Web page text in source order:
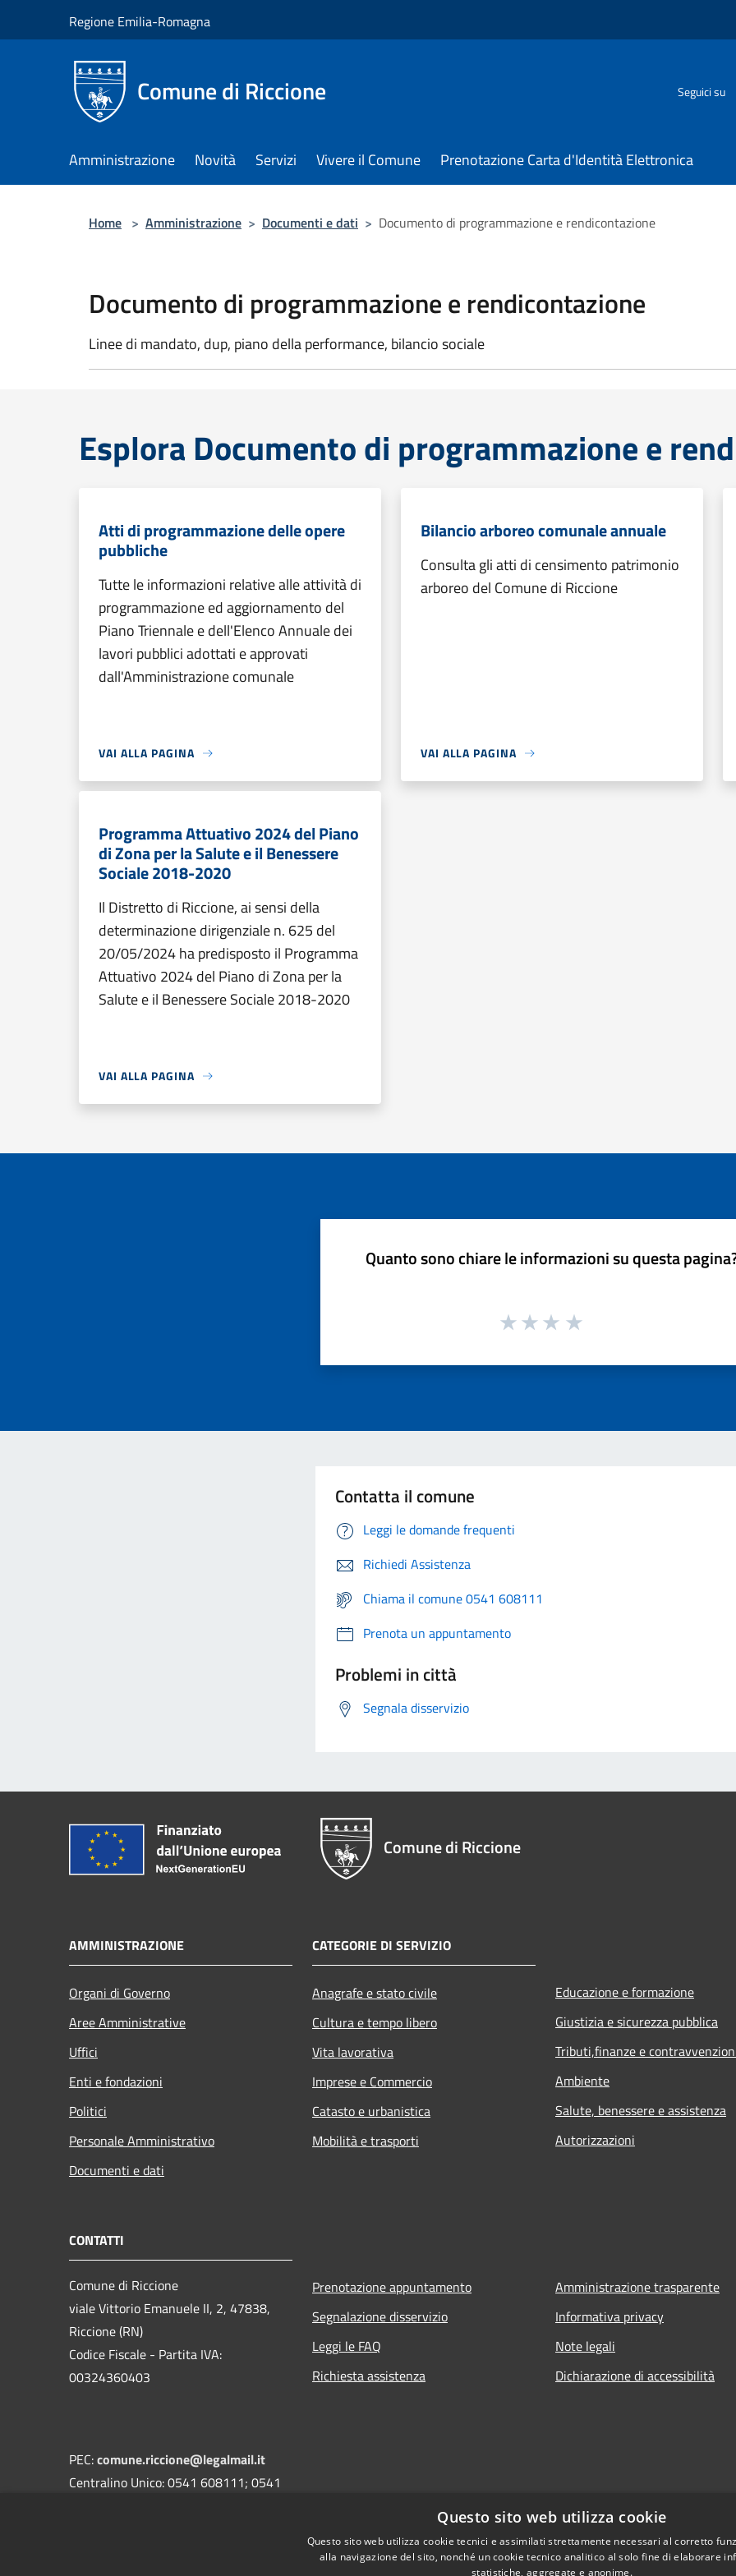
Regione Emilia-Romagna
Comune di Riccione Seguici su
Amministrazione Novità Servizi Vivere il Comune Prenotazione Carta d'Identità Elettronica
Home > Amministrazione > Documenti e dati > Documento di programmazione e rendicontazione
Documento di programmazione e rendicontazione
Linee di mandato, dup, piano della performance, bilancio sociale
Esplora Documento di programmazione e
Atti di programmazione delle opere
pubbliche
Tutte le informazioni relative alle attività di
programmazione ed aggiornamento del
Piano Triennale e dell'Elenco Annuale dei
lavori pubblici adottati e approvati
dall'Amministrazione comunale
VAI ALLA PAGINA
Bilancio arboreo comunale annuale
Consulta gli atti di censimento patrimonio
arboreo del Comune di Riccione
VAI ALLA PAGINA
Programma Attuativo 2024 del Piano
di Zona per la Salute e il Benessere
Sociale 2018-2020
Il Distretto di Riccione, ai sensi della
determinazione dirigenziale n. 625 del
20/05/2024 ha predisposto il Programma
Attuativo 2024 del Piano di Zona per la
Salute e il Benessere Sociale 2018-2020
VAI ALLA PAGINA
Quanto sono chiare le informazioni su questa
Contatta il comune
Leggi le domande frequenti
Richiedi Assistenza
Chiama il comune 0541 608111
Prenota un appuntamento
Problemi in città
Segnala disservizio
Comune di Riccione
AMMINISTRAZIONE
Organi di Governo
Aree Amministrative
Uffici
Enti e fondazioni
Politici
Personale Amministrativo
Documenti e dati
CATEGORIE DI SERVIZIO
Anagrafe e stato civile
Cultura e tempo libero
Vita lavorativa
Imprese e Commercio
Catasto e urbanistica
Mobilità e trasporti
Educazione e formazione
Giustizia e sicurezza pubblica
Tributi,finanze e
Ambiente
Salute, benessere e assistenza
Autorizzazioni
CONTATTI
Comune di Riccione
viale Vittorio Emanuele II, 2, 47838,
Riccione (RN)
Codice Fiscale - Partita IVA:
00324360403
PEC:comune.riccione@legalmail.it
Centralino Unico: 0541 608111; 0541
Prenotazione appuntamento
Segnalazione disservizio
Leggi le FAQ
Richiesta assistenza
Amministrazione trasparente
Informativa privacy
Note legali
Dichiarazione di accessibilità
Questo sito web utilizza cookie
Questo sito web utilizza cookie tecnici e assimilati strettamente necessari al corretto
alla navigazione del sito, nonché un cookie tecnico analitico al solo fine di elaborare
statistiche, aggregate e anonime.